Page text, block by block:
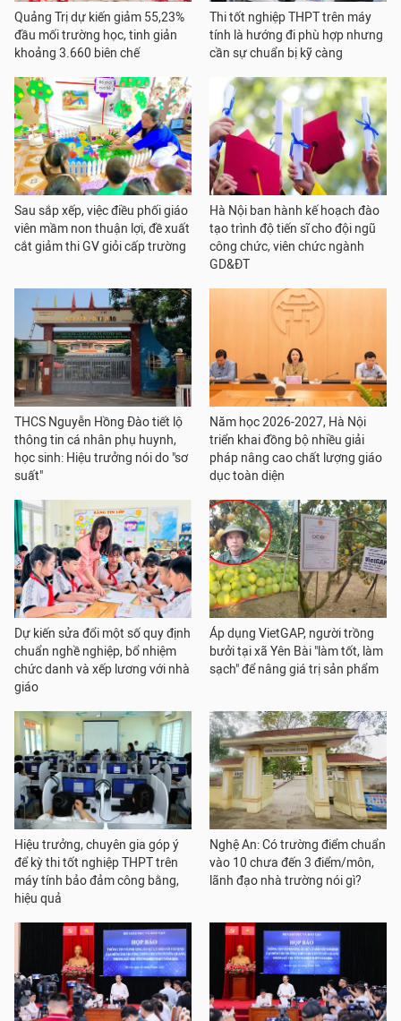
Quảng Trị dự kiến giảm 55,23%
đầu mối trường học, tinh giản
khoảng 3.660 biên chế
Thi tốt nghiệp THPT trên máy
tính là hướng đi phù hợp nhưng
cần sự chuẩn bị kỹ càng
Sau sắp xếp, việc điều phối giáo
viên mầm non thuận lợi, đề xuất
cắt giảm thi GV giỏi cấp trường
Hà Nội ban hành kế hoạch đào
tạo trình độ tiến sĩ cho đội ngũ
công chức, viên chức ngành
GD&ĐT
THCS Nguyễn Hồng Đào tiết lộ
thông tin cá nhân phụ huynh,
học sinh: Hiệu trưởng nói do "sơ
suất"
Năm học 2026-2027, Hà Nội
triển khai đồng bộ nhiều giải
pháp nâng cao chất lượng giáo
dục toàn diện
Dự kiến sửa đổi một số quy định
chuẩn nghề nghiệp, bổ nhiệm
chức danh và xếp lương với nhà
giáo
Áp dụng VietGAP, người trồng
bưởi tại xã Yên Bài "làm tốt, làm
sạch" để nâng giá trị sản phẩm
Hiệu trưởng, chuyên gia góp ý
để kỳ thi tốt nghiệp THPT trên
máy tính bảo đảm công bằng,
hiệu quả
Nghệ An: Có trường điểm chuẩn
vào 10 chưa đến 3 điểm/môn,
lãnh đạo nhà trường nói gì?